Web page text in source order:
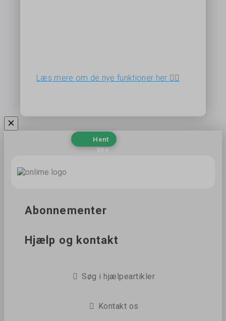
Læs mere om de nye funktioner her 👉🏻
Hent
app
Abonnementer
Hjælp og kontakt
Søg i hjælpeartikler
Kontakt os